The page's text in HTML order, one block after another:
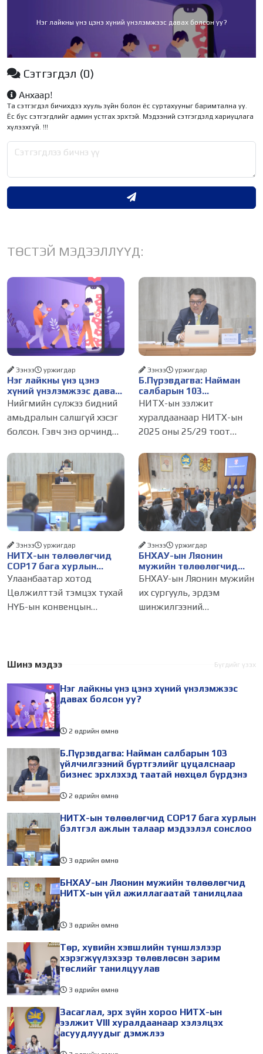
Нэг лайкны үнэ цэнэ хүний үнэлэмжээс давах болсон уу?
Сэтгэгдэл (0)
Анхаар!
Та сэтгэгдэл бичихдээ хууль зүйн болон ёс суртахууныг баримтална уу.
Ёс бус сэтгэгдлийг админ устгах эрхтэй. Мэдээний сэтгэгдэлд хариуцлага
хүлээхгүй. !!!
ТӨСТЭЙ МЭДЭЭЛЛҮҮД:
Нэг лайкны үнэ цэнэ
хүний үнэлэмжээс давах
болсон уу?
Ээнээ уржигдар
Нийгмийн сүлжээ бидний
амьдралын салшгүй хэсэг
болсон. Гэвч энэ орчинд
амжилт, тэр ч байтугай
хүний үнэ цэнийг хүртэл
лайк, шэйр, дагагчийн
тоогоор хэмжих хандлага
газар авч
Б.Пүрэвдагва: Найман
салбарын 103
үйлчилгээний
бүртгэлийг цуцалснаар
бизнес эрхлэхэд таатай
нөхцөл бүрдэнэ
Ээнээ уржигдар
НИТХ-ын ээлжит
хуралдаанаар НИТХ-ын
2025 оны 25/29 тоот
журмын зарим хэсгийг
хүчингүй болгож,
зөвшөөрлийн шинжтэй
103 бүртгэлээс нийслэлийн
бизнес эрхлэгчдийг
НИТХ-ын төлөөлөгчид
COP17 бага хурлын
бэлтгэл ажлын талаар
мэдээлэл сонслоо
Ээнээ уржигдар
Улаанбаатар хотод
Цөлжилттэй тэмцэх тухай
НҮБ-ын конвенцын
өдөр зохион
холбогдуулан Нийслэлийн
БНХАУ-ын Ляонин
мужийн төлөөлөгчид
НИТХ-ын үйл
танилцлаа
Ээнээ уржигдар
БНХАУ-ын Ляонин мужийн
их сургууль, эрдэм
шинжилгээний
төлөөлөгчид Монгол
айлчлалынхаа хүрээнд
Шинэ мэдээ Бүгдийг үзэх
Нэг лайкны үнэ цэнэ хүний үнэлэмжээс
давах болсон уу?
2 өдрийн өмнө
Б.Пүрэвдагва: Найман салбарын 103
үйлчилгээний бүртгэлийг цуцалснаар
бизнес эрхлэхэд таатай нөхцөл бүрдэнэ
2 өдрийн өмнө
НИТХ-ын төлөөлөгчид COP17 бага хурлын
бэлтгэл ажлын талаар мэдээлэл сонслоо
3 өдрийн өмнө
БНХАУ-ын Ляонин мужийн төлөөлөгчид
НИТХ-ын үйл ажиллагаатай танилцлаа
3 өдрийн өмнө
Төр, хувийн хэвшлийн түншлэлээр
хэрэгжүүлэхээр төлөвлөсөн зарим
төслийг танилцуулав
3 өдрийн өмнө
Засаглал, эрх зүйн хороо НИТХ-ын
ээлжит VIII хуралдаанаар хэлэлцэх
асуудлуудыг дэмжлээ